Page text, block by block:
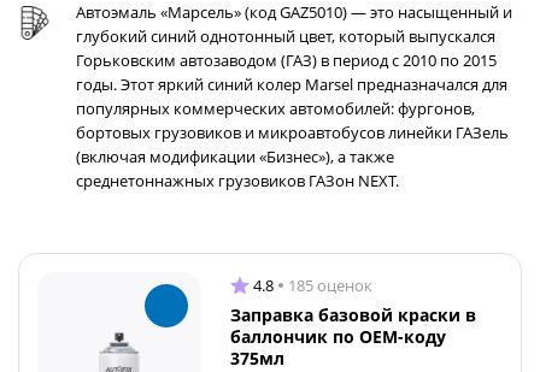
Автоэмаль «Марсель» (код GAZ5010) — это насыщенный и
глубокий синий однотонный цвет, который выпускался
Горьковским автозаводом (ГАЗ) в период с 2010 по 2015
годы. Этот яркий синий колер Marsel предназначался для
популярных коммерческих автомобилей: фургонов,
бортовых грузовиков и микроавтобусов линейки ГАЗель
(включая модификации «Бизнес»), а также
среднетоннажных грузовиков ГАЗон NEXT.
4.8 185 оценок
Заправка базовой краски в
баллончик по OEM-коду
375мл